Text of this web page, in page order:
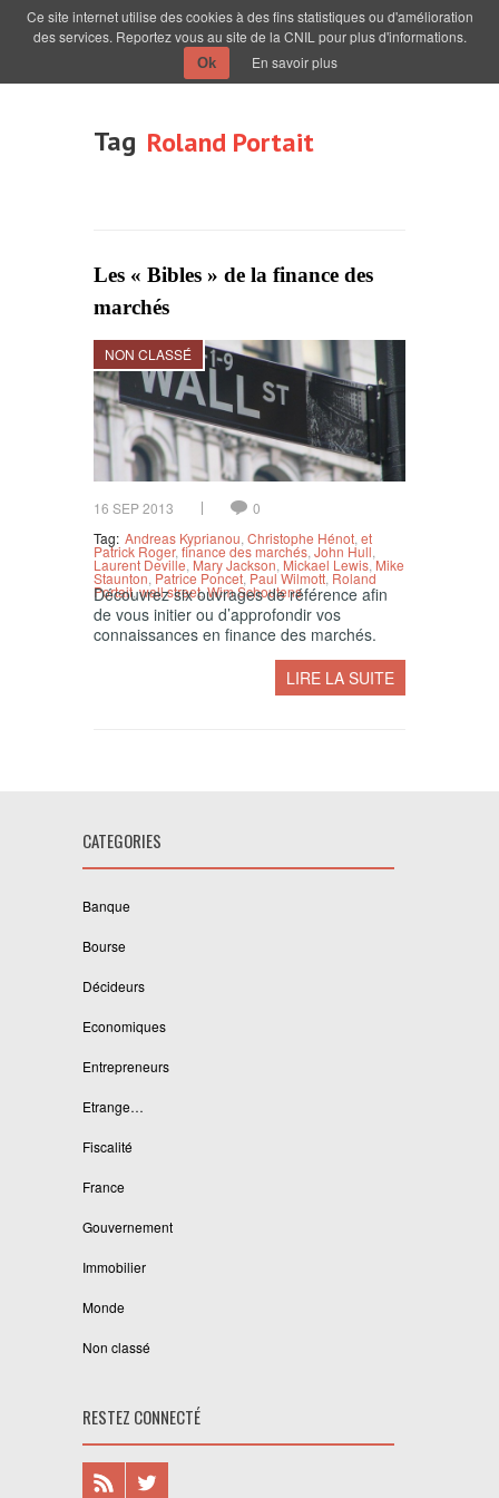
Tag Roland Portait
Les « Bibles » de la finance des
marchés
NON CLASSÉ
16 SEP 2013
0
Tag: Andreas Kyprianou Christophe Hénot et
Patrick Roger, finance des marchés John Hull
Laurent Deville Mary Jackson Mickael Lewis ,Mike
Staunton Patrice Poncet Paul Wilmott Roland
Portait,wall street,Wim Schoutens
Découvrez six ouvrages de référence afin
de vous initier ou d’approfondir vos
connaissances en finance des marchés.
LIRE LA SUITE
CATEGORIES
Banque
Bourse
Décideurs
Economiques
Entrepreneurs
Etrange…
Fiscalité
France
Gouvernement
Immobilier
Monde
Non classé
RESTEZ CONNECTÉ
Ce site internet utilise des cookies à des fins statistiques ou d'amélioration
des services. Reportez vous au site de la CNIL pour plus d'informations.
Ok En savoir plus